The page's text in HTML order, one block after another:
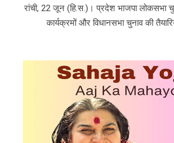
रांची, 22 जून (हि.स.)। प्रदेश भाजपा लोकसभा
कार्यक्रमों और विधानसभा चुनाव की